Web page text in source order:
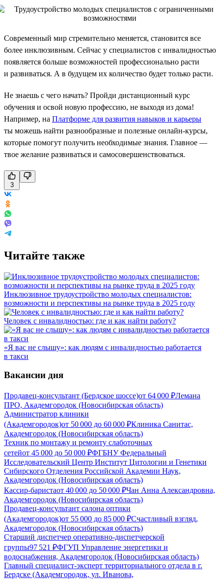
Современный мир стремительно меняется, становится все
более инклюзивным. Сейчас у специалистов с инвалидностью
появляется больше возможностей профессионально расти
и развиваться. А в будущем их количество будет только расти.
Не знаешь с чего начать? Пройди дистанционный курс
обучения и освой новую профессию, не выходя из дома!
Например, на Платформе для развития навыков и карьеры
ты можешь найти разнообразные и полезные онлайн-курсы,
которые помогут получить необходимые знания. Главное —
твое желание развиваться и самосовершенствоваться.
3
Читайте также
Инклюзивное трудоустройство молодых специалистов:
возможности и перспективы на рынке труда в 2025 году
Человек с инвалидностью: где и как найти работу?
«Я вас не слышу»: как людям с инвалидностью работается
в такси
Вакансии дня
Продавец-консультант (Бердское шоссе)от 64 000 ₽Лемана
ПРО, Академгородок (Новосибирская область)
Администратор клиники
(Академгородок)от 50 000 до 60 000 ₽Клиника Санитас,
Академгородок (Новосибирская область)
Техник по монтажу и ремонту слаботочных
сетейот 45 000 до 50 000 ₽ФГБНУ Федеральный
Исследовательский Центр Институт Цитологии и Генетики
Сибирского Отделения Российской Академии Наук,
Академгородок (Новосибирская область)
Кассир-баристаот 40 000 до 50 000 ₽Чан Анна Александровна,
Академгородок (Новосибирская область)
Продавец-консультант салона оптики
(Академгородок)от 55 000 до 85 000 ₽Счастливый взгляд,
Академгородок (Новосибирская область)
Старший диспетчер оперативно-диспетчерской
группы97 521 ₽ФГУП Управление энергетики и
водоснабжения, Академгородок (Новосибирская область)
Главный специалист-эксперт территориального отдела в г.
Бердске (Академгородок, ул. Иванова,